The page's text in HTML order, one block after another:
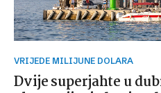
VRIJEDE MILIJUNE DOLARA
Dvije superjahte u